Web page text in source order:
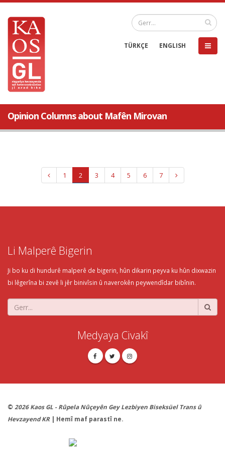
TÜRKÇE ENGLISH
Opinion Columns about Mafên Mirovan
1 2 3 4 5 6 7
Li Malperê Bigerin
Ji bo ku di hundurê malperê de bigerin, hûn dikarin peyva ku hûn dixwazin
bi lêgerîna bi zevê li jêr binivîsin û naverokên peywendîdar bibînin.
Medyaya Civakî
© 2026 Kaos GL - Rûpela Nûçeyên Gey Lezbiyen Biseksüel Trans û
Hevzayend KR| Hemî maf parastî ne.